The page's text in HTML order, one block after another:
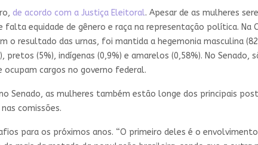
de acordo com a Justiça Eleitoral. Apesar de as mulheres
equidade de gênero e raça na representação política. Na
o resultado das urnas, foi mantida a hegemonia masculina
pretos (5%), indígenas (0,9%) e amarelos (0,58%). No Senado,
ocupam cargos no governo federal.
Senado, as mulheres também estão longe dos principais
comissões.
para os próximos anos. “O primeiro deles é o